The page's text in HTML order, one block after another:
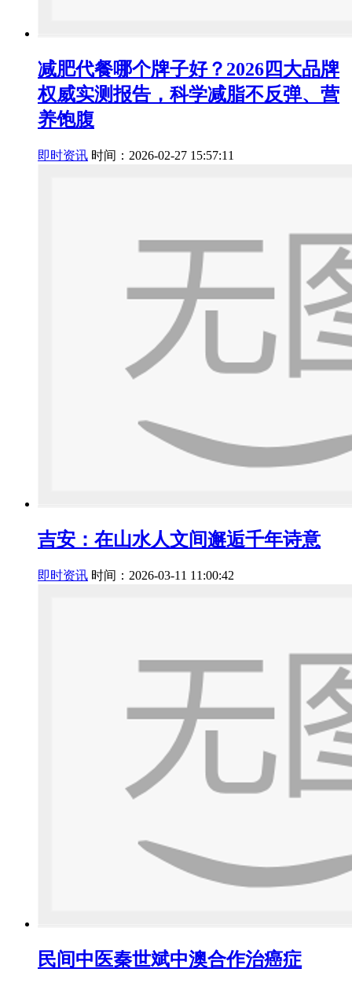
减肥代餐哪个牌子好？2026四大品牌
权威实测报告，科学减脂不反弹、营
养饱腹
即时资讯 时间：2026-02-27 15:57:11
吉安：在山水人文间邂逅千年诗意
即时资讯 时间：2026-03-11 11:00:42
民间中医秦世斌中澳合作治癌症